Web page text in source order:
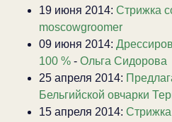
19 июня 2014: Стрижка
moscowgroomer
09 июня 2014:
100 % - Ольга Сидорова
25 апреля 2014:
Бельгийской овчарки
15 апреля 2014: